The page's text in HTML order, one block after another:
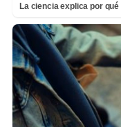
La ciencia explica por